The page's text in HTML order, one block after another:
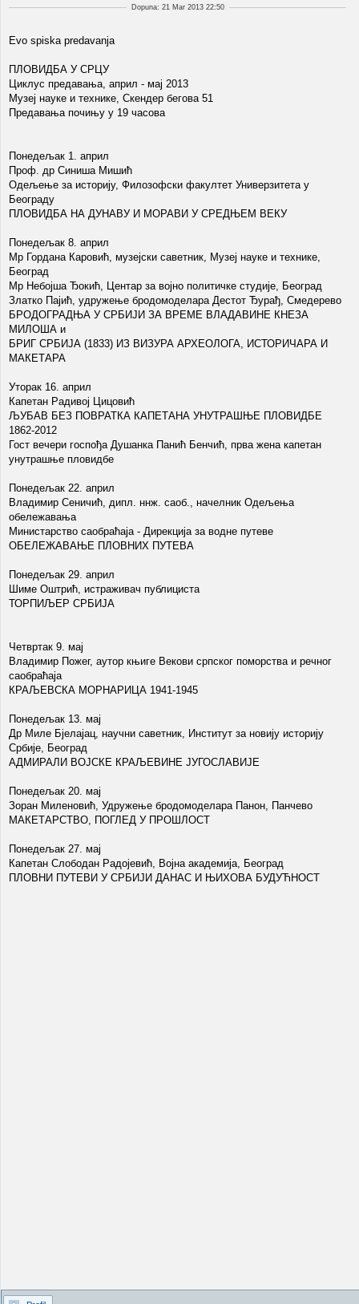
Dopuna: 21 Mar 2013 22:50
Evo spiska predavanja
ПЛОВИДБА У СРЦУ
Циклус предавања, април - мај 2013
Музеј науке и технике, Скендер бегова 51
Предавања почињу у 19 часова
Понедељак 1. април
Проф. др Синиша Мишић
Одељење за историју, Филозофски факултет Универзитета у
Београду
ПЛОВИДБА НА ДУНАВУ И МОРАВИ У СРЕДЊЕМ ВЕКУ
Понедељак 8. април
Мр Гордана Каровић, музејски саветник, Музеј науке и технике,
Београд
Мр Небојша Ђокић, Центар за војно политичке студије, Београд
Златко Пајић, удружење бродомоделара Дестот Ђурађ, Смедерево
БРОДОГРАДЊА У СРБИЈИ ЗА ВРЕМЕ ВЛАДАВИНЕ КНЕЗА
МИЛОША и
БРИГ СРБИЈА (1833) ИЗ ВИЗУРА АРХЕОЛОГА, ИСТОРИЧАРА И
МАКЕТАРА
Уторак 16. април
Капетан Радивој Цицовић
ЉУБАВ БЕЗ ПОВРАТКА КАПЕТАНА УНУТРАШЊЕ ПЛОВИДБЕ
1862-2012
Гост вечери госпођа Душанка Панић Бенчић, прва жена капетан
унутрашње пловидбе
Понедељак 22. април
Владимир Сеничић, дипл. ннж. саоб., начелник Одељења
обележавања
Министарство саобраћаја - Дирекција за водне путеве
ОБЕЛЕЖАВАЊЕ ПЛОВНИХ ПУТЕВА
Понедељак 29. април
Шиме Оштрић, истраживач публициста
ТОРПИЉЕР СРБИЈА
Четвртак 9. мај
Владимир Пожег, аутор књиге Векови српског поморства и речног
саобраћаја
КРАЉЕВСКА МОРНАРИЦА 1941-1945
Понедељак 13. мај
Др Миле Бјелајац, научни саветник, Институт за новију историју
Србије, Београд
АДМИРАЛИ ВОЈСКЕ КРАЉЕВИНЕ ЈУГОСЛАВИЈЕ
Понедељак 20. мај
Зоран Миленовић, Удружење бродомоделара Панон, Панчево
МАКЕТАРСТВО, ПОГЛЕД У ПРОШЛОСТ
Понедељак 27. мај
Капетан Слободан Радојевић, Војна академија, Београд
ПЛОВНИ ПУТЕВИ У СРБИЈИ ДАНАС И ЊИХОВА БУДУЋНОСТ